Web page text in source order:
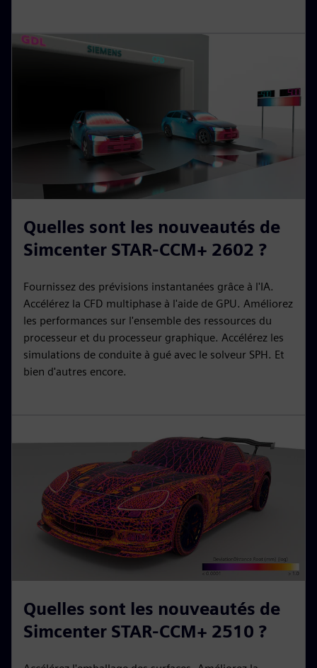
Quelles sont les nouveautés de
Simcenter STAR-CCM+ 2602 ?
Fournissez des prévisions instantanées grâce à l'IA.
Accélérez la CFD multiphase à l'aide de GPU. Améliorez
les performances sur l'ensemble des ressources du
processeur et du processeur graphique. Accélérez les
simulations de conduite à gué avec le solveur SPH. Et
bien d'autres encore.
Quelles sont les nouveautés de
Simcenter STAR-CCM+ 2510 ?